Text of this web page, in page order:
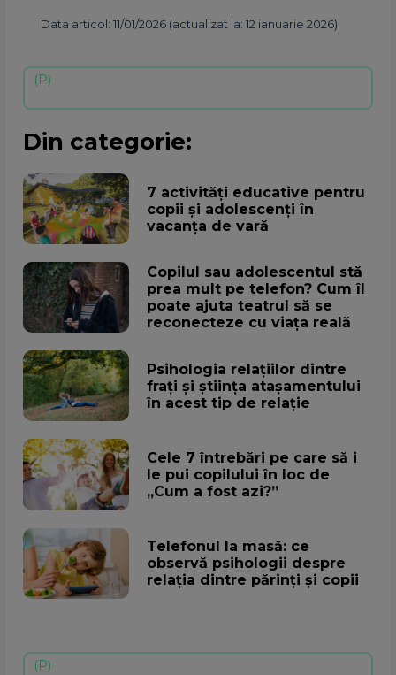
Data articol: 11/01/2026 (actualizat la: 12 ianuarie 2026)
Din categorie:
7 activități educative pentru
copii și adolescenți în
vacanța de vară
Copilul sau adolescentul stă
prea mult pe telefon? Cum îl
poate ajuta teatrul să se
reconecteze cu viața reală
Psihologia relațiilor dintre
frați și știința atașamentului
în acest tip de relație
Cele 7 întrebări pe care să i
le pui copilului în loc de
„Cum a fost azi?”
Telefonul la masă: ce
observă psihologii despre
relația dintre părinți și copii